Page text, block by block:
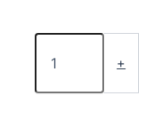
+